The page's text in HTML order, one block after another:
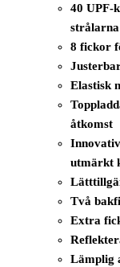
40 UPF-
strålarna
8 fickor
Elastisk
åtkomst
utmärkt
Två
Extra
Lämplig